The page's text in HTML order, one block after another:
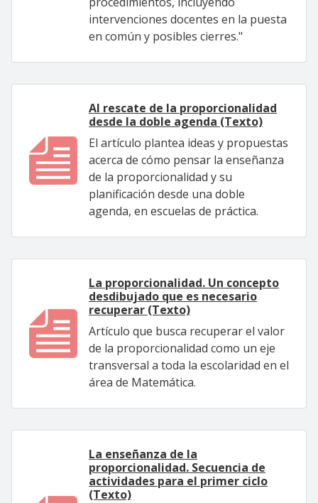
intervenciones docentes en la puesta
en común y posibles cierres."
Al rescate de la proporcionalidad
desde la doble agenda (Texto)
El artículo plantea ideas y propuestas
acerca de cómo pensar la enseñanza
de la proporcionalidad y su
planificación desde una doble
agenda, en escuelas de práctica.
La proporcionalidad. Un concepto
desdibujado que es necesario
recuperar (Texto)
Artículo que busca recuperar el valor
de la proporcionalidad como un eje
transversal a toda la escolaridad en el
área de Matemática.
La enseñanza de la
proporcionalidad. Secuencia de
actividades para el primer ciclo
(Texto)